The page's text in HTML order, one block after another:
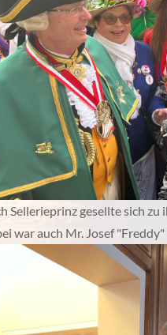
Sellerieprinz gesellte sich
war auch Mr. Josef